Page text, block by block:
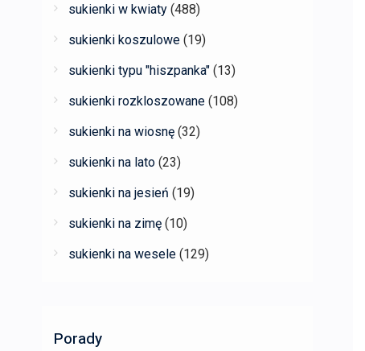
sukienki w kwiaty (488)
sukienki koszulowe (19)
sukienki typu "hiszpanka" (13)
sukienki rozkloszowane (108)
sukienki na wiosnę (32)
sukienki na lato (23)
sukienki na jesień (19)
sukienki na zimę (10)
sukienki na wesele (129)
Porady